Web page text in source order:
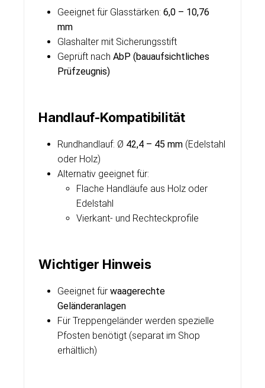
Geeignet für Glasstärken: 6,0 – 10,76
mm
Glashalter mit Sicherungsstift
Geprüft nach AbP (bauaufsichtliches
Prüfzeugnis)
Handlauf-Kompatibilität
Rundhandlauf: Ø 42,4 – 45 mm (Edelstahl
oder Holz)
Alternativ geeignet für:
Flache Handläufe aus Holz oder
Edelstahl
Vierkant- und Rechteckprofile
Wichtiger Hinweis
Geeignet für waagerechte
Geländeranlagen
Für Treppengeländer werden spezielle
Pfosten benötigt (separat im Shop
erhältlich)